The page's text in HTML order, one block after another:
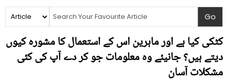
کٹکی کیا ہے اور ماہرین اس کے استعمال کا مشورہ کیوں
دیتے ہیں؟ جانیئے وہ معلومات جو کر دے آپ کی کئی
مشکلات آسان